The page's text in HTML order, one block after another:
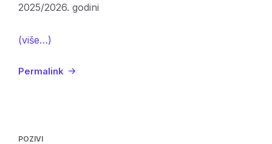
2025/2026. godini
(više…)
Permalink
POZIVI